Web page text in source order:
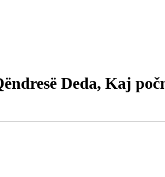
Deda, Kaj